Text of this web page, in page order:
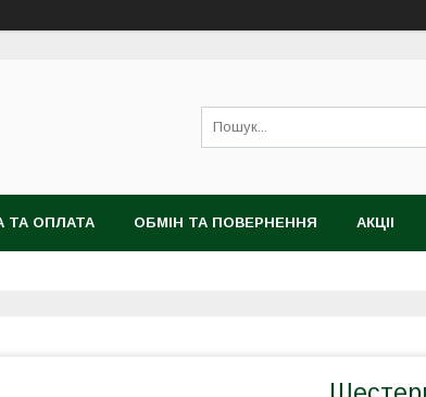
ТА ОПЛАТА ОБМІН ТА ПОВЕРНЕННЯ АКЦІІ